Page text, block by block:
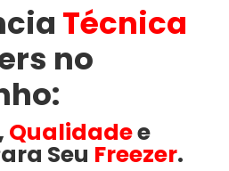
Técnica
no
Qualidadee
Seu Freezer.